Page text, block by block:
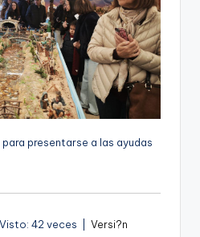
presentarse a las ayudas
42 veces | Versi?n